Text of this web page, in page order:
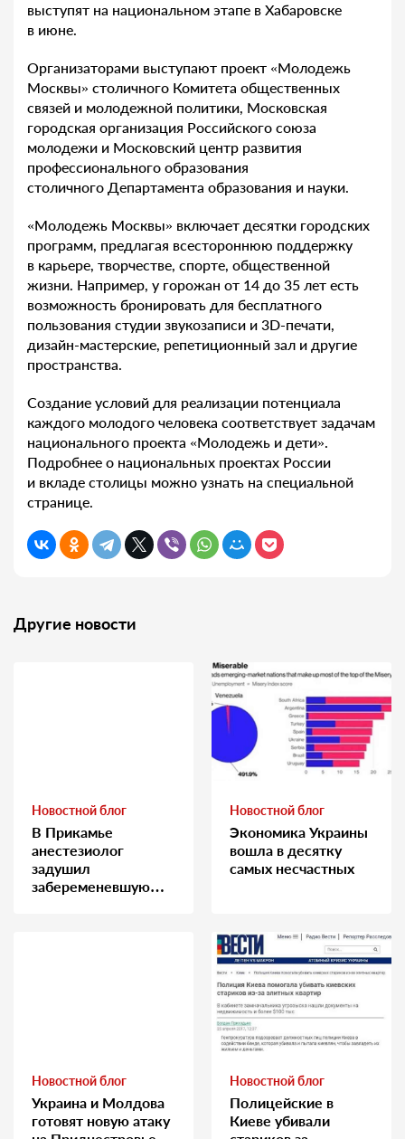
выступят на национальном этапе в Хабаровске
в июне.
Организаторами выступают проект «Молодежь
Москвы» столичного Комитета общественных
связей и молодежной политики, Московская
городская организация Российского союза
молодежи и Московский центр развития
профессионального образования
столичного Департамента образования и науки.
«Молодежь Москвы» включает десятки городских
программ, предлагая всестороннюю поддержку
в карьере, творчестве, спорте, общественной
жизни. Например, у горожан от 14 до 35 лет есть
возможность бронировать для бесплатного
пользования студии звукозаписи и 3D-печати,
дизайн-мастерские, репетиционный зал и другие
пространства.
Создание условий для реализации потенциала
каждого молодого человека соответствует задачам
национального проекта «Молодежь и дети».
Подробнее о национальных проектах России
и вкладе столицы можно узнать на специальной
странице.
Другие новости
Новостной блог
В Прикамье
анестезиолог
задушил
забеременевшую
Новостной блог
Экономика Украины
вошла в десятку
самых несчастных
Новостной блог
Украина и Молдова
готовят новую атаку
Новостной блог
Полицейские в
Киеве убивали